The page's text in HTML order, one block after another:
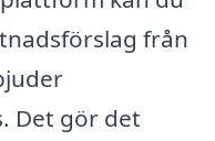
från
Det gör det